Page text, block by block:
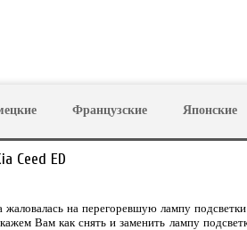
Французские Японские
Ceed ED
на перегоревшую лампу
Вам как снять и заменить лампу